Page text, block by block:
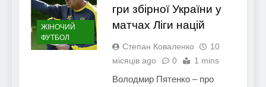
ЖІНОЧИЙ
ФУТБОЛ
гри збірної України у
матчах Ліги націй
Степан Коваленко
10
місяців ago
0 1 mins
Володмир Пятенко – про